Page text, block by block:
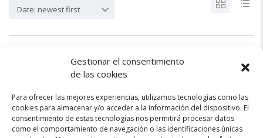
Gestionar el consentimiento
de las cookies
Para ofrecer las mejores experiencias, utilizamos tecnologías como las
cookies para almacenar y/o acceder a la información del dispositivo. El
consentimiento de estas tecnologías nos permitirá procesar datos
como el comportamiento de navegación o las identificaciones únicas
Date: newest first
Not found any vehicle based on your filter